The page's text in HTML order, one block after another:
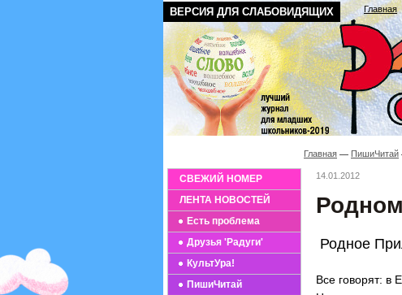
ВЕРСИЯ ДЛЯ СЛАБОВИДЯЩИХ Главная
СВЕЖИЙ НОМЕР
ЛЕНТА НОВОСТЕЙ
Есть проблема
Друзья 'Радуги'
КультУра!
ПишиЧитай
Главная ПишиЧитай
14.01.2012
Родное
Все говорят: в